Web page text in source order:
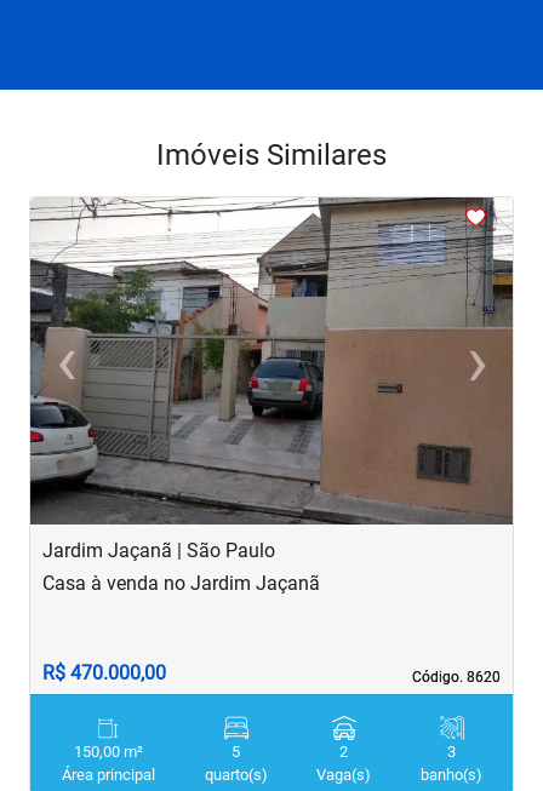
Imóveis Similares
<<<<
‹Previous ›
Next
Jardim Jaçanã | São Paulo
Código. 8620
Código. 8620
Casa à venda no Jardim Jaçanã
R$ 470.000,00
150,00 m²
Área principal
5
quarto(s)
2
Vaga(s)
3
banho(s)